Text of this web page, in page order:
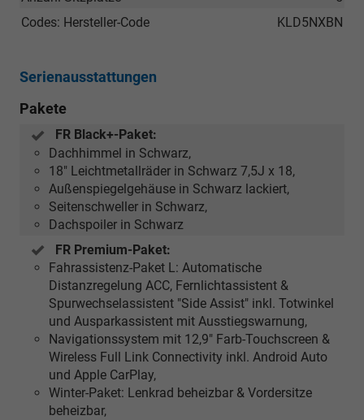
KLD5NXBN
Codes: Hersteller-Code
Serienausstattungen
Pakete
FR Black+-Paket:
Dachhimmel in Schwarz,
18" Leichtmetallräder in Schwarz 7,5J x 18,
Außenspiegelgehäuse in Schwarz lackiert,
Seitenschweller in Schwarz,
Dachspoiler in Schwarz
FR Premium-Paket:
Fahrassistenz-Paket L: Automatische
Distanzregelung ACC, Fernlichtassistent &
Spurwechselassistent "Side Assist" inkl. Totwinkel
und Ausparkassistent mit Ausstiegswarnung,
Navigationssystem mit 12,9" Farb-Touchscreen &
Wireless Full Link Connectivity inkl. Android Auto
und Apple CarPlay,
Winter-Paket: Lenkrad beheizbar & Vordersitze
beheizbar,